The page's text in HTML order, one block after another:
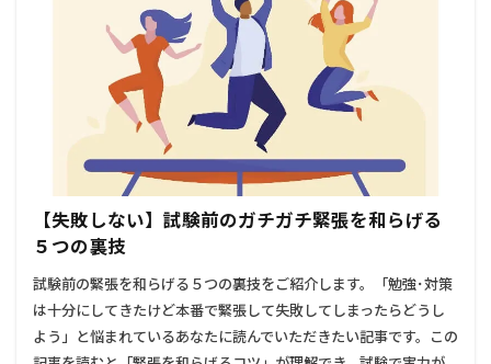
【失敗しない】試験前のガチガチ緊張を和らげる
５つの裏技
試験前の緊張を和らげる５つの裏技をご紹介します。「勉強･対策
は十分にしてきたけど本番で緊張して失敗してしまったらどうし
よう」と悩まれているあなたに読んでいただきたい記事です。この